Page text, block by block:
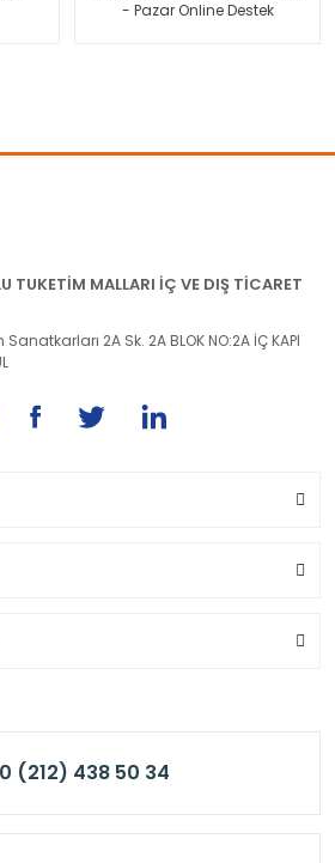
- Pazar Online Destek
TUKETİM MALLARI İÇ VE DIŞ TİCARET
2A Sk. 2A BLOK NO:2A İÇ KAPI
0 (212) 438 50 34